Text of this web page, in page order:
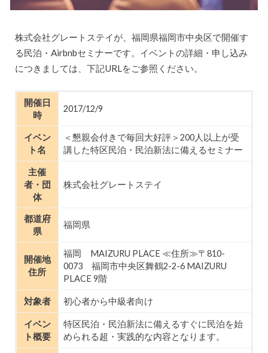
株式会社グレートステイが、福岡県福岡市中央区で開催す
る民泊・Airbnbセミナーです。イベントの詳細・申し込み
につきましては、下記URLをご参照ください。
開催日
時
2017/12/9
イベン
ト名
＜懇親会付きで毎回大好評＞200人以上が受
講した特区民泊・民泊新法に備えるセミナー
主催
者・団
体
株式会社グレートステイ
都道府
県
福岡県
開催地
住所
福岡 MAIZURU PLACE ≪住所≫〒810-
0073 福岡市中央区舞鶴2-2-6 MAIZURU
PLACE 9階
対象者 初心者から中級者向け
イベン
ト概要
特区民泊・民泊新法に備えるすぐに民泊を始
められる超・実践的な内容となります。